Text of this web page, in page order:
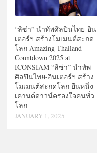
“ลิซ่า” นำทัพศิลปินไทย-อิน
เตอร์ฯ สร้างโมเมนต์สะกด
โลก Amazing Thailand
Countdown 2025 at
ICONSIAM “ลิซ่า” นำทัพ
ศิลปินไทย-อินเตอร์ฯ สร้าง
โมเมนต์สะกดโลก ยืนหนึ่ง
เคานต์ดาวน์ครองใจคนทั่ว
โลก
JANUARY 1, 2025